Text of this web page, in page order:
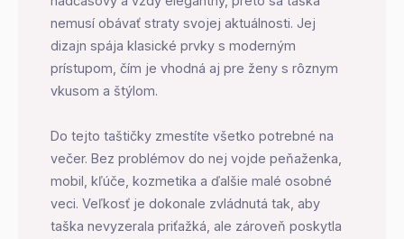
nemusí obávať straty svojej aktuálnosti. Jej
dizajn spája klasické prvky s moderným
prístupom, čím je vhodná aj pre ženy s rôznym
vkusom a štýlom.
Do tejto taštičky zmestíte všetko potrebné na
večer. Bez problémov do nej vojde peňaženka,
mobil, kľúče, kozmetika a ďalšie malé osobné
veci. Veľkosť je dokonale zvládnutá tak, aby
taška nevyzerala priťažká, ale zároveň poskytla